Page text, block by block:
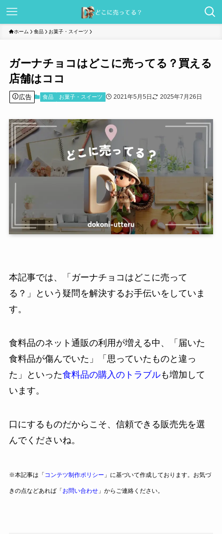
ホーム 食品 お菓子・スイーツ
ガーナチョコはどこに売ってる？買える
店舗はココ
広告 食品 お菓子・スイーツ 2021年5月5日 2025年7月26日
本記事では、「ガーナチョコはどこに売って
る？」という疑問を解決するお手伝いをしていま
す。
食料品のネット通販の利用が増える中、「届いた
食料品が傷んでいた」「思っていたものと違っ
た」といった食料品の購入のトラブルも増加して
います。
口にするものだからこそ、信頼できる販売先を選
んでくださいね。
※本記事は「 コンテツ制作ポリシー 」に基づいて作成しております。お気づ
きの点などあれば「お問い合わせ」からご連絡ください。